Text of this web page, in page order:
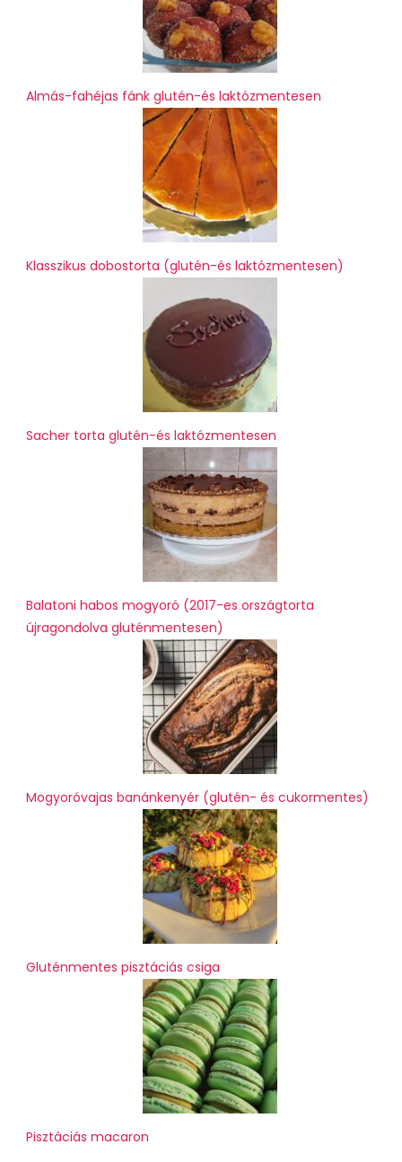
Almás-fahéjas fánk glutén-és laktózmentesen
Klasszikus dobostorta (glutén-és laktózmentesen)
Sacher torta glutén-és laktózmentesen
Balatoni habos mogyoró (2017-es országtorta
újragondolva gluténmentesen)
Mogyoróvajas banánkenyér (glutén- és cukormentes)
Gluténmentes pisztáciás csiga
Pisztáciás macaron